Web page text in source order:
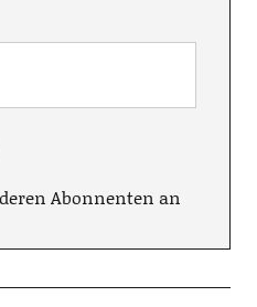
Abonnenten an